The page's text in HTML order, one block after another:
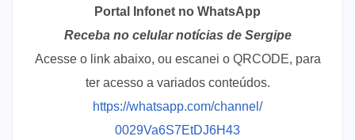
Portal Infonet no WhatsApp
Receba no celular notícias de Sergipe
Acesse o link abaixo, ou escanei o QRCODE, para
ter acesso a variados conteúdos.
https://whatsapp.com/channel/
0029Va6S7EtDJ6H43